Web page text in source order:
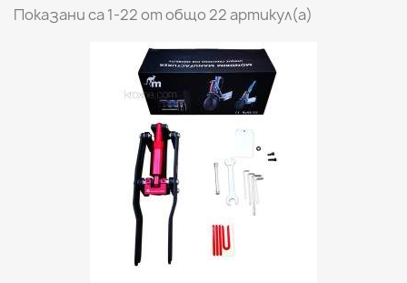
Показани са 1-22 от общо 22 артикул(а)